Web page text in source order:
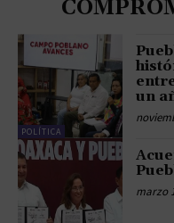
POLÍTICA
un
marzo